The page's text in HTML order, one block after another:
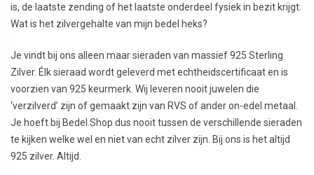
is, de laatste zending of het laatste onderdeel fysiek in bezit krijgt.
Wat is het zilvergehalte van mijn bedel heks?
Je vindt bij ons alleen maar sieraden van massief 925 Sterling
Zilver. Élk sieraad wordt geleverd met echtheidscertificaat en is
voorzien van 925 keurmerk. Wij leveren nooit juwelen die
‘verzilverd’ zijn of gemaakt zijn van RVS of ander on-edel metaal.
Je hoeft bij Bedel.Shop dus nooit tussen de verschillende sieraden
te kijken welke wel en niet van echt zilver zijn. Bij ons is het altijd
925 zilver. Altijd.